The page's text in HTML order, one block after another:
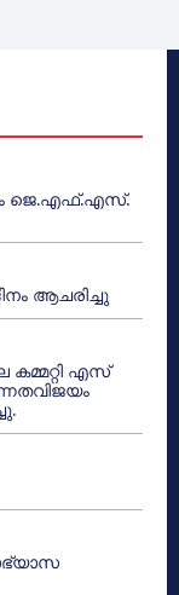
ജെ.എഫ്.എസ്.
ആചരിച്ചു
എസ്